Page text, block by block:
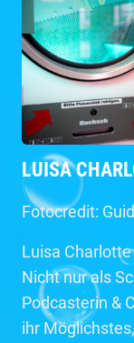
LUISA
Fotocredit:
Luisa
Nicht nur als
Podcasterin &
ihr